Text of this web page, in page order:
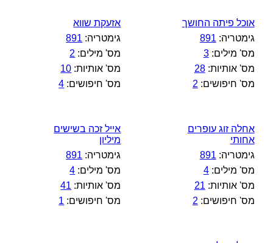
אוכל פיתה החושך
גימטריה: 891
מס' מילים:3
מס' אותיות:28
מס' חיפושים: 2
אזעקת שווא
גימטריה: 891
מס' מילים: 2
מס' אותיות: 10
מס' חיפושים: 4
אחלה זוג עופרים
אחותי
גימטריה: 891
מס' מילים:4
מס' אותיות: 21
מס' חיפושים: 2
אייל זכה בשישים
מיליון
גימטריה: 891
מס' מילים: 4
מס' אותיות: 41
מס' חיפושים: 1